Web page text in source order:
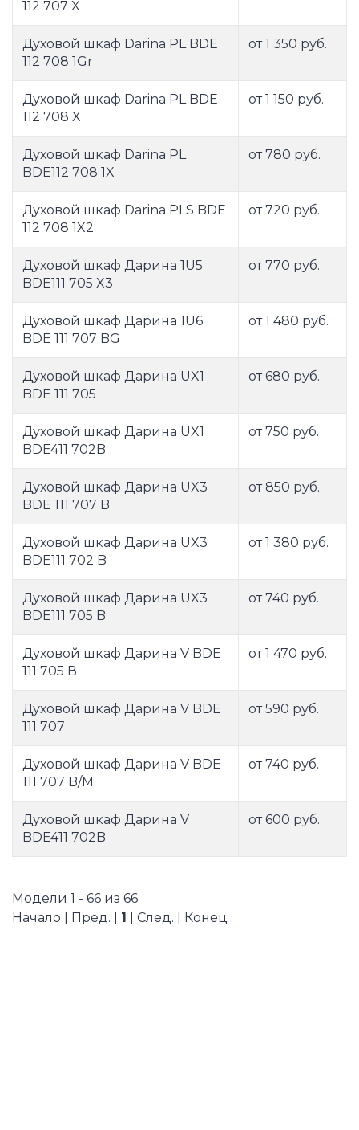
112 707 X
Духовой шкаф Darina PL BDE
112 708 1Gr
от 1 350 руб.
Духовой шкаф Darina PL BDE
112 708 X
от 1 150 руб.
Духовой шкаф Darina PL
BDE112 708 1X
от 780 руб.
Духовой шкаф Darina PLS BDE
112 708 1X2
от 720 руб.
Духовой шкаф Дарина 1U5
BDE111 705 X3
от 770 руб.
Духовой шкаф Дарина 1U6
BDE 111 707 BG
от 1 480 руб.
Духовой шкаф Дарина UX1
BDE 111 705
от 680 руб.
Духовой шкаф Дарина UX1
BDE411 702B
от 750 руб.
Духовой шкаф Дарина UX3
BDE 111 707 B
от 850 руб.
Духовой шкаф Дарина UX3
BDE111 702 B
от 1 380 руб.
Духовой шкаф Дарина UX3
BDE111 705 B
от 740 руб.
Духовой шкаф Дарина V BDE
111 705 В
от 1 470 руб.
Духовой шкаф Дарина V BDE
111 707
от 590 руб.
Духовой шкаф Дарина V BDE
111 707 B/M
от 740 руб.
Духовой шкаф Дарина V
BDE411 702B
от 600 руб.
Модели 1 - 66 из 66
Начало | Пред. | 1 | След. | Конец